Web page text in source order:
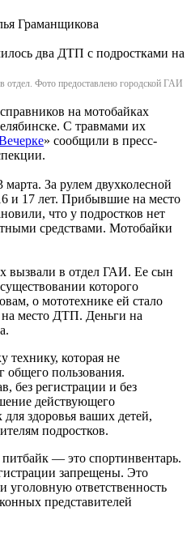
Граманщикова
Фото предоставлено городской ГАИ
на мотобайках
С травмами их
» сообщили в пресс-
За рулем двухколесной
и 17 лет. Прибывшие на место
что у подростков нет
средствами. Мотобайки
вызвали в отдел ГАИ. Ее сын
которого
о мототехнике ей стало
на место ДТП. Деньги на
технику, которая не
общего пользования.
без регистрации и без
действующего
для здоровья ваших детей,
подростков.
— это спортинвентарь.
запрещены. Это
уголовную ответственность
представителей